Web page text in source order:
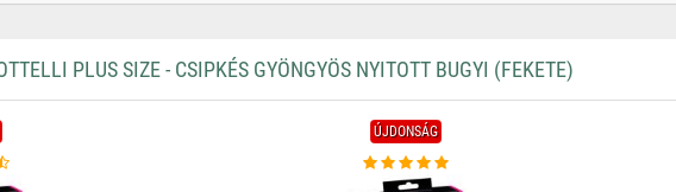
PLUS SIZE - CSIPKÉS GYÖNGYÖS NYITOTT BUGYI (FEKETE)
ÚJDONSÁG